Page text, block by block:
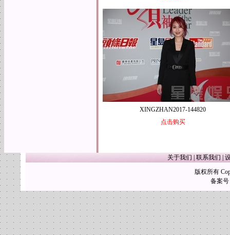
XINGZHAN2017-144820
点击购买
关于我们 联系我们
版权所有
备案号